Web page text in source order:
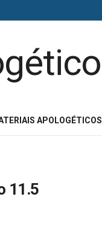
APOLOGÉTICOS
11.5